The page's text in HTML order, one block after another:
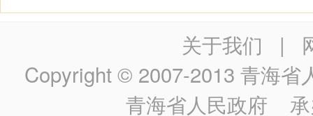
关于我们 |
Copyright © 2007-2013 青海省
青海省人民政府 承